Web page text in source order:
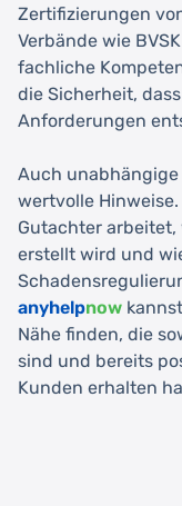
Zertifizierungen
Verbände wie
fachliche
die Sicherheit,
Anforderungen
Auch
wertvolle
Gutachter
erstellt wird und
anyhelpnow
Nähe finden, die
sind und bereits
Kunden erhalten